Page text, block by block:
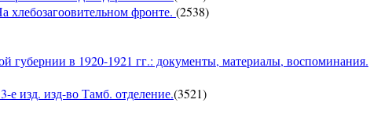
хлебозагоовительном фронте. (2538)
губернии в 1920-1921 гг.: документы, материалы, воспоминания.
изд. изд-во Тамб. отделение.(3521)